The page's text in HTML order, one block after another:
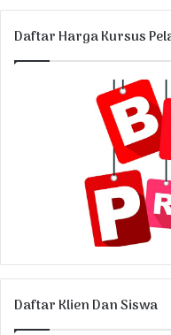
Daftar Harga Kursus
Daftar Klien Dan Siswa